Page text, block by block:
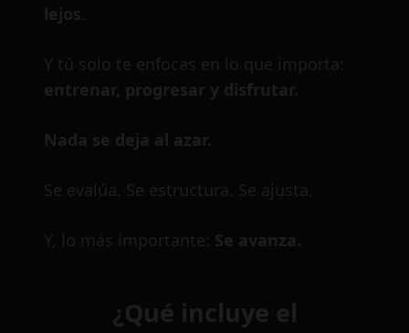
lejos.
Y tú solo te enfocas en lo que importa:
entrenar, progresar y disfrutar.
Nada se deja al azar.
Se evalúa. Se estructura. Se ajusta.
Y, lo más importante: Se avanza.
¿Qué incluye el